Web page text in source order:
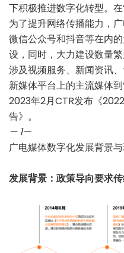
下积极推进数字化转型。
为了提升网络传播能力，
微信公众号和抖音等在内
设，同时，大力建设数量
涉及视频服务、新闻资讯
新媒体平台上的主流媒体到
2023年2月CTR发布《
告》。
— 1—
广电媒体数字化发展背景
发展背景：政策导向要求